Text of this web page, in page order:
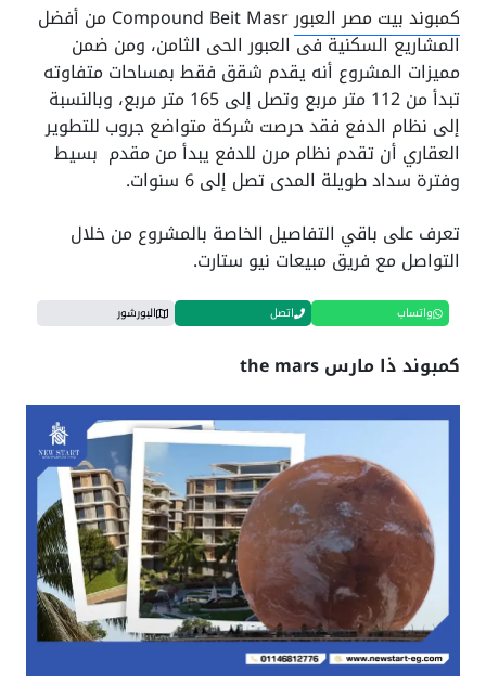
كمبوند بيت مصر العبور
Compound Beit Masr من أفضل
المشاريع السكنية فى العبور الحى الثامن، ومن ضمن
مميزات المشروع أنه يقدم شقق فقط بمساحات متفاوته
تبدأ من 112 متر مربع وتصل إلى 165 متر مربع، وبالنسبة
إلى نظام الدفع فقد حرصت شركة متواضع جروب للتطوير
العقاري أن تقدم نظام مرن للدفع يبدأ من مقدم بسيط
وفترة سداد طويلة المدى تصل إلى 6 سنوات.
تعرف على باقي التفاصيل الخاصة بالمشروع من خلال
التواصل مع فريق مبيعات نيو ستارت.
واتساب اتصل البورشور
كمبوند ذا مارس the mars